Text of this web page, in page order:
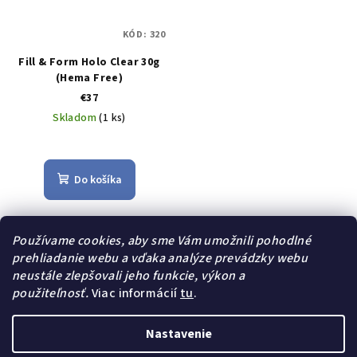
Používame cookies, aby sme Vám umožnili pohodlné
prehliadanie webu a vďaka analýze prevádzky webu
neustále zlepšovali jeho funkcie, výkon a
použiteľnosť.Viac informáciítu.
Nastavenie
Fill & Form Holo Clear 30g
(Hema Free)
€37
Skladom(1 ks)
Do košíka
Fill & Form Hologram AcrylGel
Revolučný Fill & Form acrylgel
s transparentným základom a
holografickými flitrami, ktorý
vytvára jedinečné farebné
efekty. Umožňuje...
KÓD: 320